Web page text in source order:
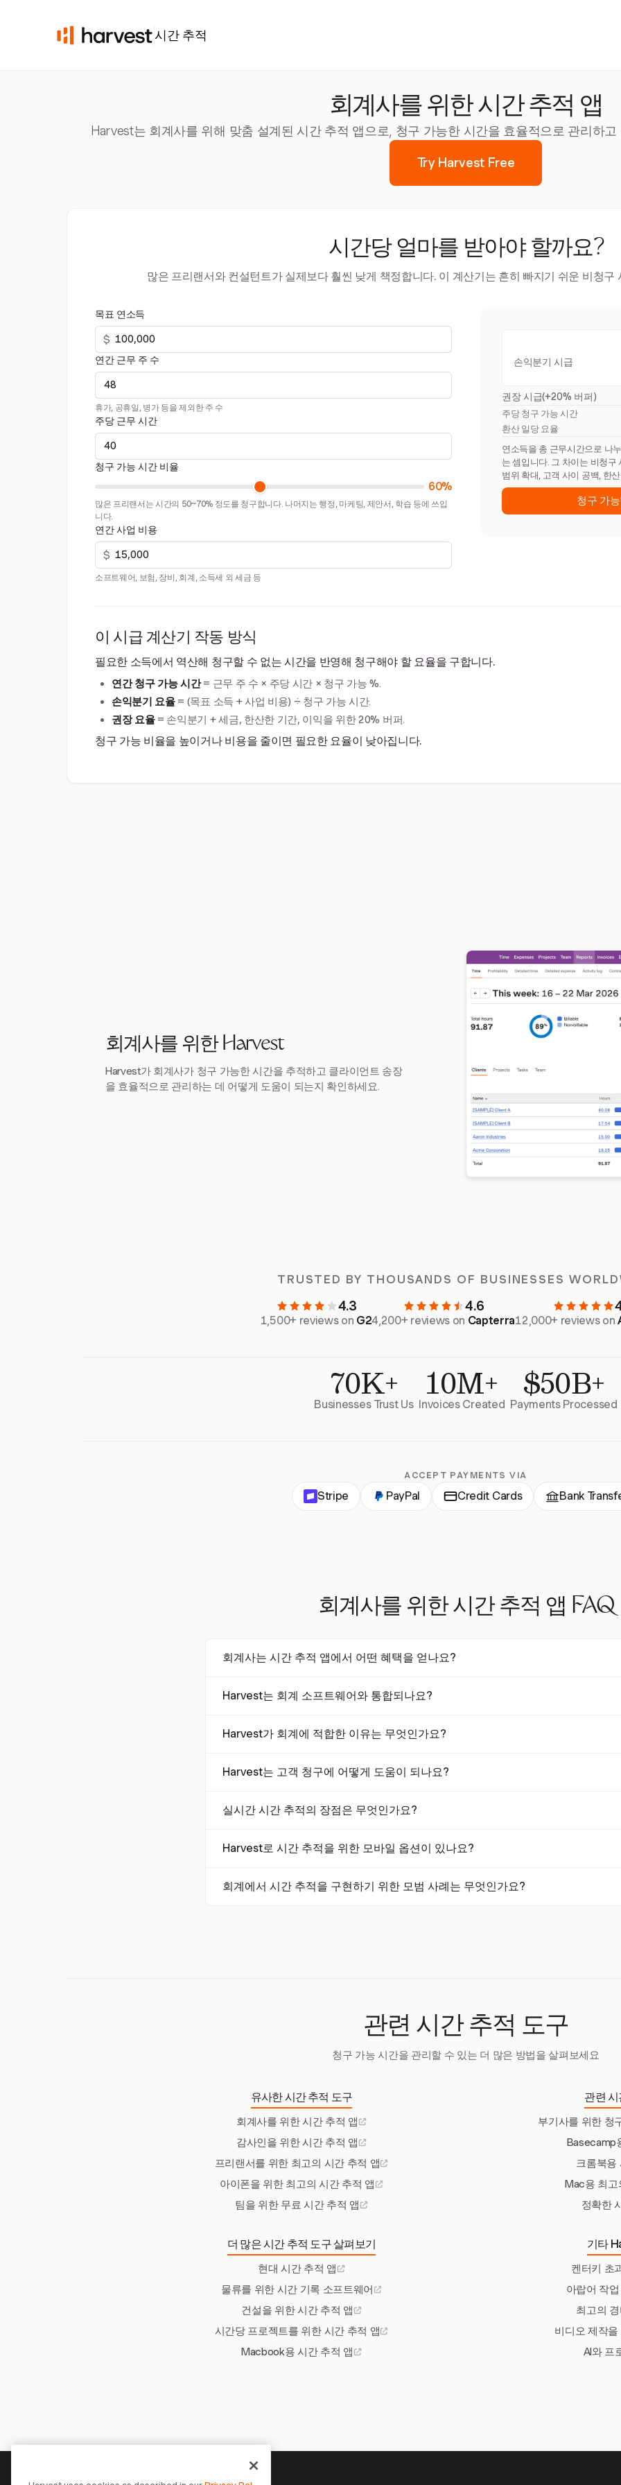
시간 추적
회계사를 위한 시간 추적 앱
Harvest는 회계사를 위해 맞춤 설계된 시간 추적 앱으로, 청구 가능한 시간을 효율적으로 관리하
Try Harvest Free
시간당 얼마를 받아야 할까요?
많은 프리랜서와 컨설턴트가 실제보다 훨씬 낮게 책정합니다. 이 계산기는 흔히 빠지기 쉬운 비청구
목표 연소득
$
연간 근무 주 수
휴가, 공휴일, 병가 등을 제외한 주 수
주당 근무 시간
청구 가능 시간 비율
60%
많은 프리랜서는 시간의 50~70% 정도를 청구합니다. 나머지는 행정, 마케팅, 제안서, 학습 등에 쓰입
니다.
연간 사업 비용
$
소프트웨어, 보험, 장비, 회계, 소득세 외 세금 등
손익분기 시급
권장 시급(+20% 버퍼)
주당 청구 가능 시간
환산 일당 요율
연소득을 총 근무시간으로 나
는 셈입니다. 그 차이는 비청
범위 확대, 고객 사이 공백, 한
청구 가
이 시급 계산기 작동 방식
필요한 소득에서 역산해 청구할 수 없는 시간을 반영해 청구해야 할 요율을 구합니다.
연간 청구 가능 시간= 근무 주 수 × 주당 시간 × 청구 가능 %.
손익분기 요율= (목표 소득 + 사업 비용) ÷ 청구 가능 시간.
권장 요율= 손익분기 + 세금, 한산한 기간, 이익을 위한 20% 버퍼.
청구 가능 비율을 높이거나 비용을 줄이면 필요한 요율이 낮아집니다.
회계사를 위한 Harvest
Harvest가 회계사가 청구 가능한 시간을 추적하고 클라이언트 송장
을 효율적으로 관리하는 데 어떻게 도움이 되는지 확인하세요.
TRUSTED BY THOUSANDS OF BUSINESSES
4.3
1,500+ reviews on G2
4.6
4,200+ reviews on Capterra12,000+ reviews on
70K+
Businesses Trust Us 10M+
Invoices Created $50B+
Payments Processed
ACCEPT PAYMENTS VIA
Stripe PayPal Credit Cards Bank
회계사를 위한 시간 추적 앱 FAQ
회계사는 시간 추적 앱에서 어떤 혜택을 얻나요?
복할 수 있게 합니다. 또한 프로젝트 수익성에 대한 통찰력을 제공하고 청구 프로세스를 간
Harvest는 회계 소프트웨어와 통합되나요?
원활하게 하고 수작업 데이터 입력을 줄여 회계 작업의 정확성과 효율성을 향상시킵니다.
Harvest가 회계에 적합한 이유는 무엇인가요?
은 기능을 제공합니다. 이러한 기능은 회계 효율성과 정확성을 높이기 위해 맞춤화되어 있
Harvest는 고객 청구에 어떻게 도움이 되나요?
한 고객의 투명성과 신뢰를 높이기 위해 상세한 청구 내역을 제공합니다.
실시간 시간 추적의 장점은 무엇인가요?
는 워크플로우에 즉각적인 조정을 가능하게 하여 생산성을 향상시킵니다.
Harvest로 시간 추적을 위한 모바일 옵션이 있나요?
포함되어 있어 인터넷 연결 없이도 시간 추적이 가능합니다.
회계에서 시간 추적을 구현하기 위한 모범 사례는 무엇인가요?
관련 시간 추적 도구
청구 가능 시간을 관리할 수 있는 더 많은 방법을 살펴보세요
유사한 시간 추적 도구
회계사를 위한 시간 추적 앱
감사인을 위한 시간 추적 앱
프리랜서를 위한 최고의 시간 추적 앱
아이폰을 위한 최고의 시간 추적 앱
팀을 위한 무료 시간 추적 앱
관련
부기사를 위한 청
Basecamp
크롬북용
Mac용 최고
정확한
더 많은 시간 추적 도구 살펴보기
현대 시간 추적 앱
물류를 위한 시간 기록 소프트웨어
건설을 위한 시간 추적 앱
시간당 프로젝트를 위한 시간 추적 앱
Macbook용 시간 추적 앱
기타
켄터키 초
아랍어 작
최고의
비디오 제작
AI와 프